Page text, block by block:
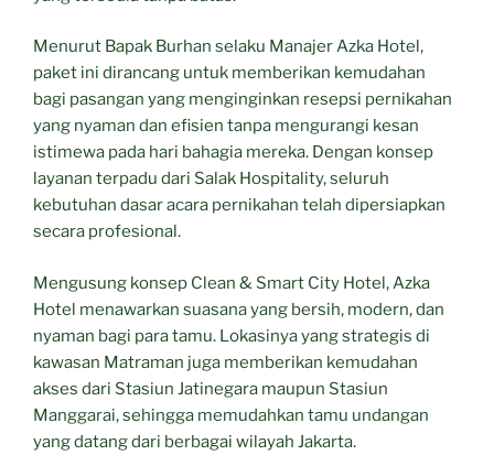
Menurut Bapak Burhan selaku Manajer Azka Hotel,
paket ini dirancang untuk memberikan kemudahan
bagi pasangan yang menginginkan resepsi pernikahan
yang nyaman dan efisien tanpa mengurangi kesan
istimewa pada hari bahagia mereka. Dengan konsep
layanan terpadu dari Salak Hospitality, seluruh
kebutuhan dasar acara pernikahan telah dipersiapkan
secara profesional.
Mengusung konsep Clean & Smart City Hotel, Azka
Hotel menawarkan suasana yang bersih, modern, dan
nyaman bagi para tamu. Lokasinya yang strategis di
kawasan Matraman juga memberikan kemudahan
akses dari Stasiun Jatinegara maupun Stasiun
Manggarai, sehingga memudahkan tamu undangan
yang datang dari berbagai wilayah Jakarta.